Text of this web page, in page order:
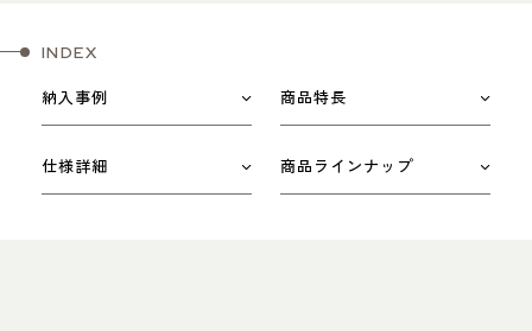
INDEX
納入事例 商品特長
仕様詳細 商品ラインナップ